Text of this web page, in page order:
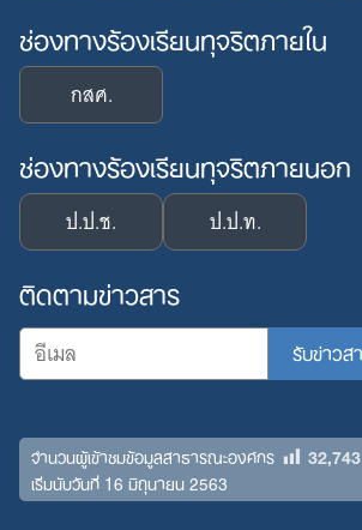
ช่องทางร้องเรียนทุจริตภายใน
กสศ.
ช่องทางร้องเรียนทุจริตภายนอก
ป.ป.ช. ป.ป.ท.
ติดตามข่าวสาร
จำนวนผู้เข้าชมข้อมูลสาธารณะองค์กร 32,743
เริ่มนับวันที่ 16 มิถุนายน 2563